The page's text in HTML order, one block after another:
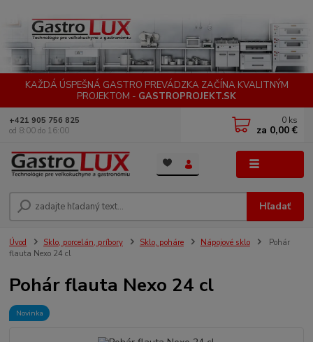
KAŽDÁ ÚSPEŠNÁ GASTRO PREVÁDZKA ZAČÍNA KVALITNÝM
PROJEKTOM - GASTROPROJEKT.SK
Hľadať
+421 905 756 825
od 8:00 do 16:00
0 ks
za 0,00 €
Úvod Sklo, porcelán, príbory Sklo, poháre Nápojové sklo
Pohár
flauta Nexo 24 cl
Pohár flauta Nexo 24 cl
Novinka